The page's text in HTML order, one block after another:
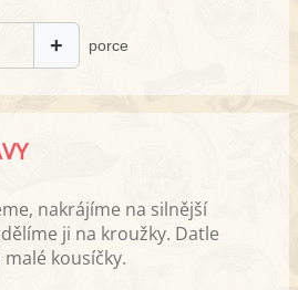
+ porce
nakrájíme na silnější
ji na kroužky. Datle
kousíčky.